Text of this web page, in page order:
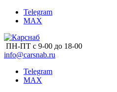
Telegram
MAX
ПН-ПТ с 9-00 до 18-00
info@carsnab.ru
Telegram
MAX